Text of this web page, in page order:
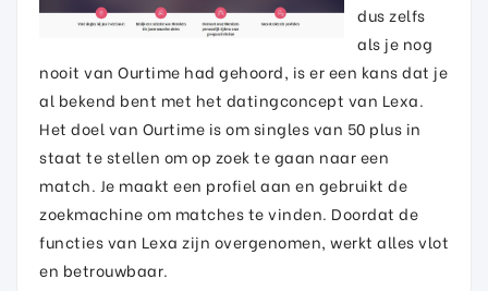
dus zelfs
als je nog
nooit van Ourtime had gehoord, is er een kans dat je
al bekend bent met het datingconcept van Lexa.
Het doel van Ourtime is om singles van 50 plus in
staat te stellen om op zoek te gaan naar een
match. Je maakt een profiel aan en gebruikt de
zoekmachine om matches te vinden. Doordat de
functies van Lexa zijn overgenomen, werkt alles vlot
en betrouwbaar.